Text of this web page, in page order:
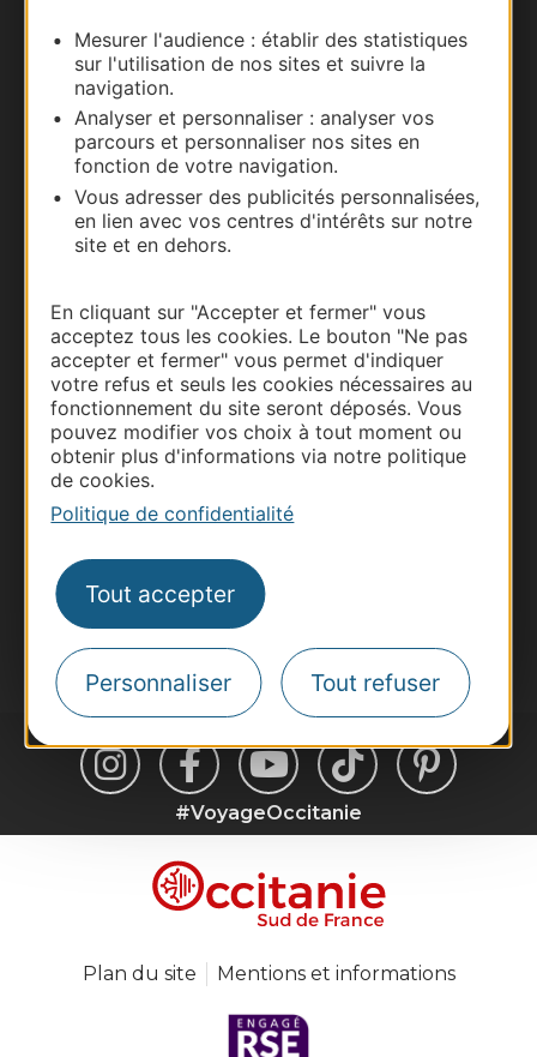
Mesurer l'audience : établir des statistiques
sur l'utilisation de nos sites et suivre la
navigation.
Analyser et personnaliser : analyser vos
parcours et personnaliser nos sites en
fonction de votre navigation.
Vous adresser des publicités personnalisées,
en lien avec vos centres d'intérêts sur notre
site et en dehors.
En cliquant sur "Accepter et fermer" vous
acceptez tous les cookies. Le bouton "Ne pas
accepter et fermer" vous permet d'indiquer
votre refus et seuls les cookies nécessaires au
fonctionnement du site seront déposés. Vous
pouvez modifier vos choix à tout moment ou
obtenir plus d'informations via notre politique
de cookies.
Politique de confidentialité
Tout accepter
Personnaliser Tout refuser
Documentation
Thermalisme
Business/Mice
Pros d'Occitanie
Site presse et d'influence
Voyagistes
Destination Sport
Inscrivez-vous à la lettre d'information
Destination Occitanie pour recevoir des
suggestions de séjours, de visites et de sorties.
Je m'abonne
#VoyageOccitanie
Plan du site Mentions et informations